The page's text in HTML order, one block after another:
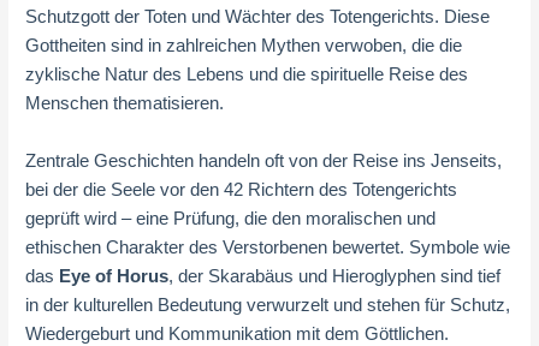
Schutzgott der Toten und Wächter des Totengerichts. Diese
Gottheiten sind in zahlreichen Mythen verwoben, die die
zyklische Natur des Lebens und die spirituelle Reise des
Menschen thematisieren.
Zentrale Geschichten handeln oft von der Reise ins Jenseits,
bei der die Seele vor den 42 Richtern des Totengerichts
geprüft wird – eine Prüfung, die den moralischen und
ethischen Charakter des Verstorbenen bewertet. Symbole wie
das Eye of Horus, der Skarabäus und Hieroglyphen sind tief
in der kulturellen Bedeutung verwurzelt und stehen für Schutz,
Wiedergeburt und Kommunikation mit dem Göttlichen.